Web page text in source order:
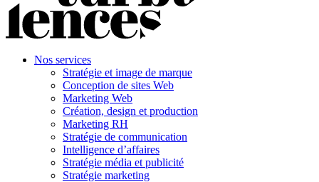
Nos services
Stratégie et image de marque
Conception de sites Web
Marketing Web
Création, design et production
Marketing RH
Stratégie de communication
Intelligence d’affaires
Stratégie média et publicité
Stratégie marketing